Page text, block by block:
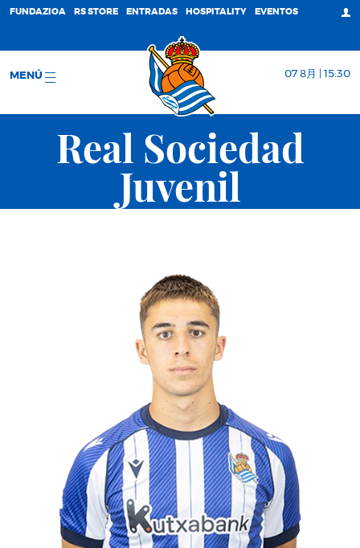
FUNDAZIOA RS STORE ENTRADAS HOSPITALITY EVENTOS
MENÚ 07 8月 | 15:30
Real Sociedad
Juvenil